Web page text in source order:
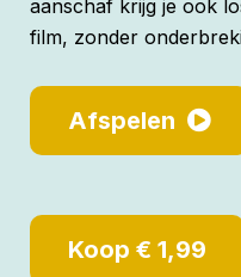
aanschaf krijg je ook
film, zonder
Afspelen
Koop € 1,99